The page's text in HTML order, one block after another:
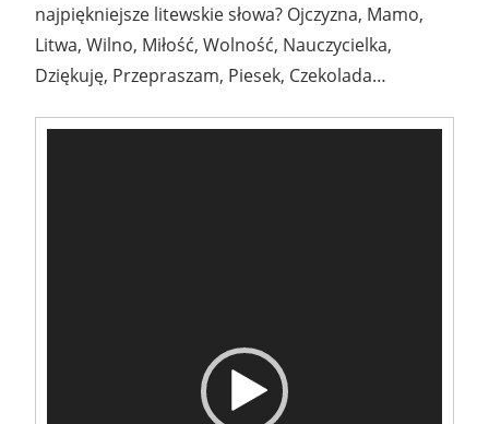
najpiękniejsze litewskie słowa? Ojczyzna, Mamo,
Litwa, Wilno, Miłość, Wolność, Nauczycielka,
Dziękuję, Przepraszam, Piesek, Czekolada…